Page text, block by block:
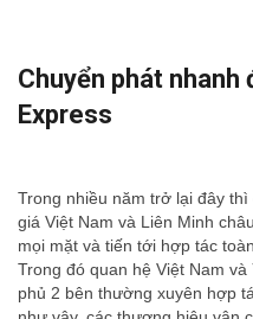
Chuyển phát nhanh
Express
Trong nhiều năm trở lại đây
giá Việt Nam và Liên Minh
mọi mặt và tiến tới hợp tác
Trong đó quan hệ Việt Nam
phủ 2 bên thường xuyên hợp